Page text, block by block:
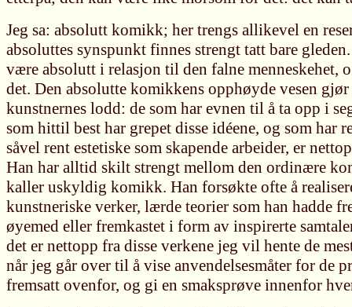
Jeg sa: absolutt komikk; her trengs allikevel en
absoluttes synspunkt finnes strengt tatt bare
være absolutt i relasjon til den falne menneskehet,
det. Den absolutte komikkens opphøyde vesen
kunstnernes lodd: de som har evnen til å ta opp i
som hittil best har grepet disse idéene, og som har
såvel rent estetiske som skapende arbeider, er
Han har alltid skilt strengt mellom den ordinære
kaller uskyldig komikk. Han forsøkte ofte å
kunstneriske verker, lærde teorier som han hadde
øyemed eller fremkastet i form av inspirerte
det er nettopp fra disse verkene jeg vil hente de
når jeg går over til å vise anvendelsesmåter for de
fremsatt ovenfor, og gi en smaksprøve innenfor